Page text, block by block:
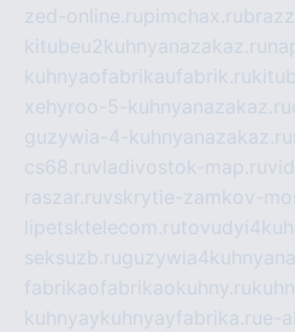
zed-online.rupimchax.ru
kitubeu2kuhnyanazakaz.ru
kuhnyaofabrikaufabrik.ru
xehyroo-5-kuhnyanazakaz.ru
guzywia-4-kuhnyanazakaz.ru
cs68.ruvladivostok-map.ru
raszar.ruvskrytie-zamkov-
lipetsktelecom.ru
seksuzb.ru
fabrikaofabrikaokuhny.ru
kuhnyaykuhnyayfabrika.rue-